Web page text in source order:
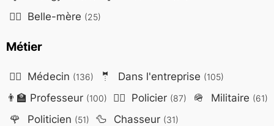
🤷‍♀️ Belle-mère (25)
Métier
👨‍⚕️ Médecin (136) 🤵 Dans l'entreprise (105)
👨‍🏫 Professeur (100) 👮‍♂️ Policier (87) 🪖 Militaire (61)
🌹 Politicien (51) 🦆 Chasseur (31)